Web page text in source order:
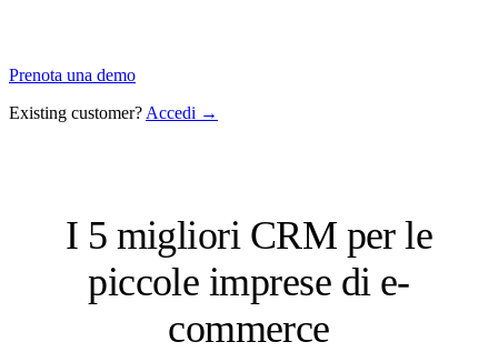
Prenota una demo
Existing customer? Accedi →
I 5 migliori CRM per le
piccole imprese di e-
commerce